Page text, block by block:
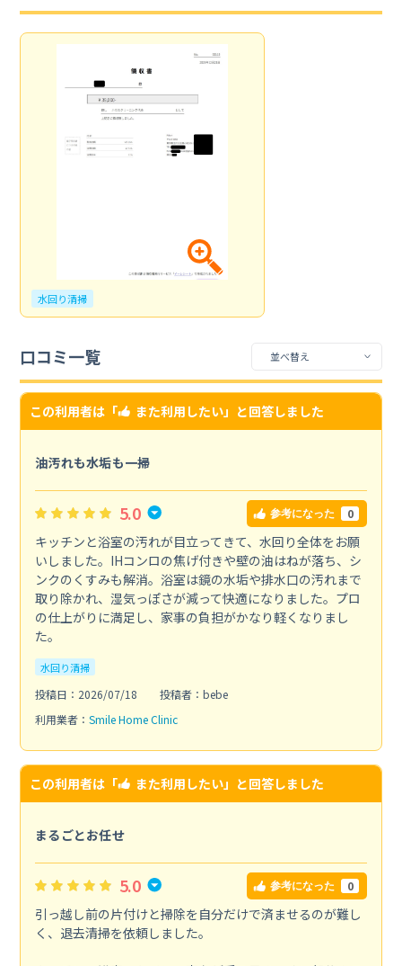
水回り清掃
口コミ一覧
この利用者は「 また利用したい」と回答しました
油汚れも水垢も一掃
5.0 参考になった 0
キッチンと浴室の汚れが目立ってきて、水回り全体をお願
いしました。IHコンロの焦げ付きや壁の油はねが落ち、シ
ンクのくすみも解消。浴室は鏡の水垢や排水口の汚れまで
取り除かれ、湿気っぽさが減って快適になりました。プロ
の仕上がりに満足し、家事の負担がかなり軽くなりまし
た。
水回り清掃
投稿日：2026/07/18
投稿者：bebe
利用業者： Smile Home Clinic
この利用者は「 また利用したい」と回答しました
まるごとお任せ
5.0 参考になった 0
引っ越し前の片付けと掃除を自分だけで済ませるのが難し
く、退去清掃を依頼しました。